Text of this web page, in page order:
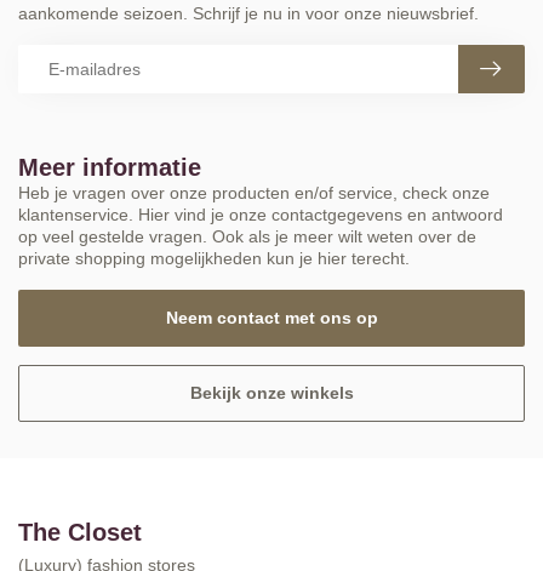
Meer informatie
Heb je vragen over onze producten en/of service, check onze
klantenservice. Hier vind je onze contactgegevens en antwoord
op veel gestelde vragen. Ook als je meer wilt weten over de
private shopping mogelijkheden kun je hier terecht.
Neem contact met ons op
Bekijk onze winkels
aankomende seizoen. Schrijf je nu in voor onze nieuwsbrief.
The Closet
(Luxury) fashion stores